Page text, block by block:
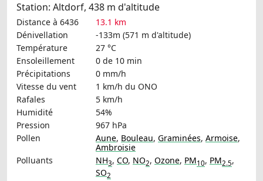
Station: Altdorf, 438 m d'altitude
Distance à 6436
13.1 km
Dénivellation
-133m (571 m d'altitude)
Température
27 °C
Ensoleillement
0 de 10 min
Précipitations
0 mm/h
Vitesse du vent
1 km/h du ONO
Rafales
5 km/h
Humidité
54%
Pression
967 hPa
Pollen
Aune, Bouleau, Graminées, Armoise,
Ambroisie
Polluants
NH3, CO, NO2, Ozone, PM10, PM2.5,
SO2